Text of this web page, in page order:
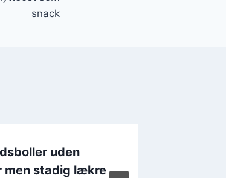
snack
uden
men stadig lækre